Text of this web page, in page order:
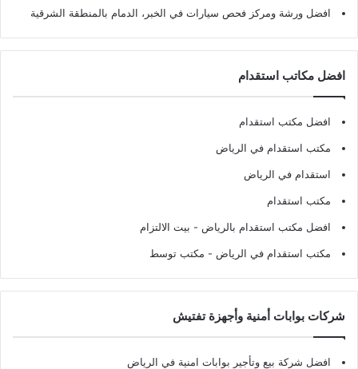
افضل ورشة ومركز فحص سيارات في الخبر، الدمام بالمنطقة الشرقية
افضل مكاتب استقدام
افضل مكتب استقدام
مكتب استقدام في الرياض
استقدام في الرياض
مكتب استقدام
افضل مكتب استقدام بالرياض - بيت الالتزام
مكتب استقدام في الرياض - مكتب توسط
شركات بوابات أمنية وأجهزة تفتيش
افضل شركة بيع وتأجير بوابات امنية في الرياض